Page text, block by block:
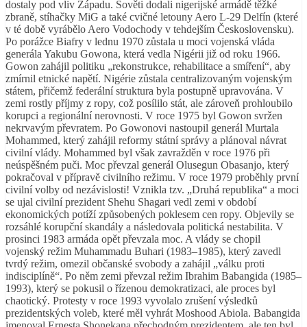
dostaly pod vliv Západu. Sověti dodali nigerijské armádě těžké
zbraně, stíhačky MiG a také cvičné letouny Aero L-29 Delfín (které
v té době vyrábělo Aero Vodochody v tehdejším Československu).
Po porážce Biafry v lednu 1970 zůstala u moci vojenská vláda
generála Yakubu Gowona, která vedla Nigérii již od roku 1966.
Gowon zahájil politiku „rekonstrukce, rehabilitace a smíření“, aby
zmírnil etnické napětí. Nigérie zůstala centralizovaným vojenským
státem, přičemž federální struktura byla postupně upravována. V
zemi rostly příjmy z ropy, což posílilo stát, ale zároveň prohloubilo
korupci a regionální nerovnosti. V roce 1975 byl Gowon svržen
nekrvavým převratem. Po Gowonovi nastoupil generál Murtala
Mohammed, který zahájil reformy státní správy a plánoval návrat
civilní vlády. Mohammed byl však zavražděn v roce 1976 při
neúspěšném puči. Moc převzal generál Olusegun Obasanjo, který
pokračoval v přípravě civilního režimu. V roce 1979 proběhly první
civilní volby od nezávislosti! Vznikla tzv. „Druhá republika“ a moci
se ujal civilní prezident Shehu Shagari vedl zemi v období
ekonomických potíží způsobených poklesem cen ropy. Objevily se
rozsáhlé korupční skandály a následovala politická nestabilita. V
prosinci 1983 armáda opět převzala moc. A vlády se chopil
vojenský režim Muhammadu Buhari (1983–1985), který zavedl
tvrdý režim, omezil občanské svobody a zahájil „válku proti
indisciplíně“. Po něm zemi převzal režim Ibrahim Babangida (1985–
1993), který se pokusil o řízenou demokratizaci, ale proces byl
chaotický. Protesty v roce 1993 vyvolalo zrušení výsledků
prezidentských voleb, které měl vyhrát Moshood Abiola. Babangida